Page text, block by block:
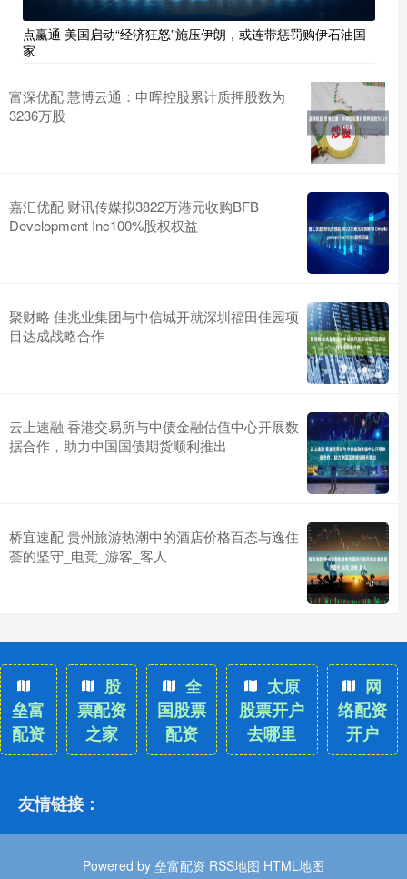
点赢通 美国启动“经济狂怒”施压伊朗，或连带惩罚购伊石油国
家
富深优配 慧博云通：申晖控股累计质押股数为
3236万股
嘉汇优配 财讯传媒拟3822万港元收购BFB
Development Inc100%股权权益
聚财略 佳兆业集团与中信城开就深圳福田佳园项
目达成战略合作
云上速融 香港交易所与中债金融估值中心开展数
据合作，助力中国国债期货顺利推出
桥宜速配 贵州旅游热潮中的酒店价格百态与逸住
荟的坚守_电竞_游客_客人
垒富
配资
股
票配资
之家
全
国股票
配资
太原
股票开户
去哪里
网
络配资
开户
友情链接：
Powered by 垒富配资 RSS地图 HTML地图